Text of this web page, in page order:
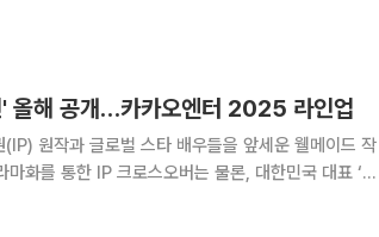
가 세금을 냈
올해 공개…카카오엔터 2025 라인업
원작과 글로벌 스타 배우들을 앞세운 웰메이드 작
화를 통한 IP 크로스오버는 물론, 대한민국 대표 ‘믿